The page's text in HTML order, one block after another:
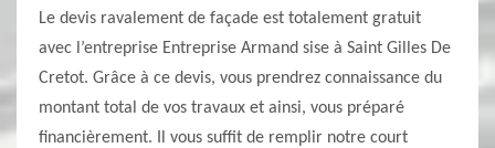
Le devis ravalement de façade est totalement gratuit
avec l’entreprise Entreprise Armand sise à Saint Gilles De
Cretot. Grâce à ce devis, vous prendrez connaissance du
montant total de vos travaux et ainsi, vous préparé
financièrement. Il vous suffit de remplir notre court